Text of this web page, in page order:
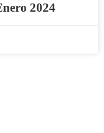
2024